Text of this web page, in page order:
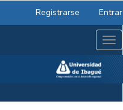
Registrarse Entrar